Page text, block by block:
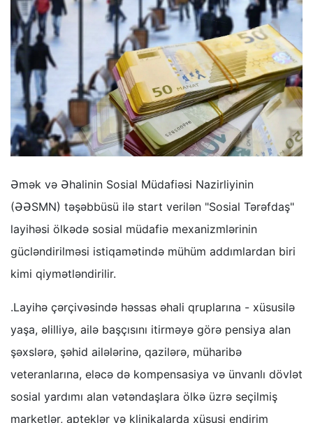
Əmək və Əhalinin Sosial Müdafiəsi Nazirliyinin
(ƏƏSMN) təşəbbüsü ilə start verilən "Sosial Tərəfdaş"
layihəsi ölkədə sosial müdafiə mexanizmlərinin
gücləndirilməsi istiqamətində mühüm addımlardan biri
kimi qiymətləndirilir.
.Layihə çərçivəsində həssas əhali qruplarına - xüsusilə
yaşa, əlilliyə, ailə başçısını itirməyə görə pensiya alan
şəxslərə, şəhid ailələrinə, qazilərə, müharibə
veteranlarına, eləcə də kompensasiya və ünvanlı dövlət
sosial yardımı alan vətəndaşlara ölkə üzrə seçilmiş
marketlər, apteklər və klinikalarda xüsusi endirim